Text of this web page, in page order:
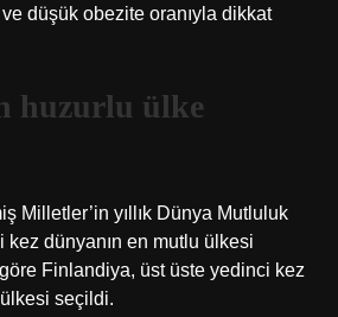
düşük obezite oranıyla dikkat
huzurlu ülke
Milletler’in yıllık Dünya Mutluluk
kez dünyanın en mutlu ülkesi
Finlandiya, üst üste yedinci kez
seçildi.